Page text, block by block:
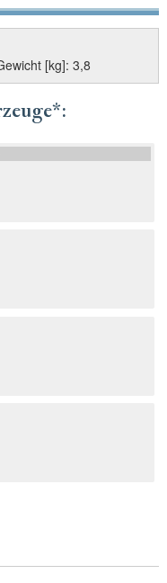
[kg]: 3,8